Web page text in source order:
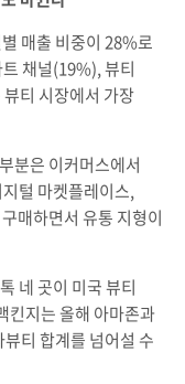
매출 비중이 28%로
채널(19%), 뷰티
티 시장에서 가장
분은 이커머스에서
털 마켓플레이스,
매하면서 유통 지형이
네 곳이 미국 뷰티
킨지는 올해 아마존과
티 합계를 넘어설 수